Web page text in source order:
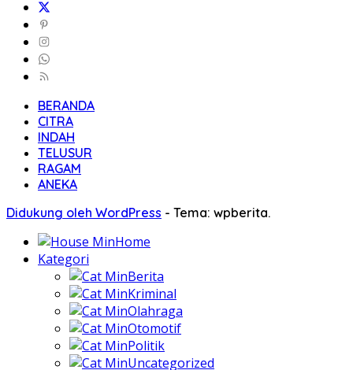
BERANDA
CITRA
INDAH
TELUSUR
RAGAM
ANEKA
Didukung oleh WordPress - Tema: wpberita.
Home
Kategori
Berita
Kriminal
Olahraga
Otomotif
Politik
Uncategorized